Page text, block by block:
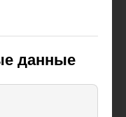
данные